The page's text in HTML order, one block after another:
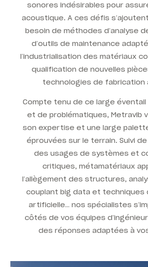
sonores indésirables pour
acoustique. A ces défis
besoin de méthodes d’analyse
d’outils de maintenance
l’industrialisation des matériaux
qualification de nouvelles
technologies de fabrication
Compte tenu de ce large éventail
et de problématiques, Metravib
son expertise et une large
éprouvées sur le terrain. Suivi
des usages de systèmes et
critiques, métamatériaux
l’allègement des structures,
couplant big data et techniques
artificielle… nos spécialistes
côtés de vos équipes
des réponses adaptées à